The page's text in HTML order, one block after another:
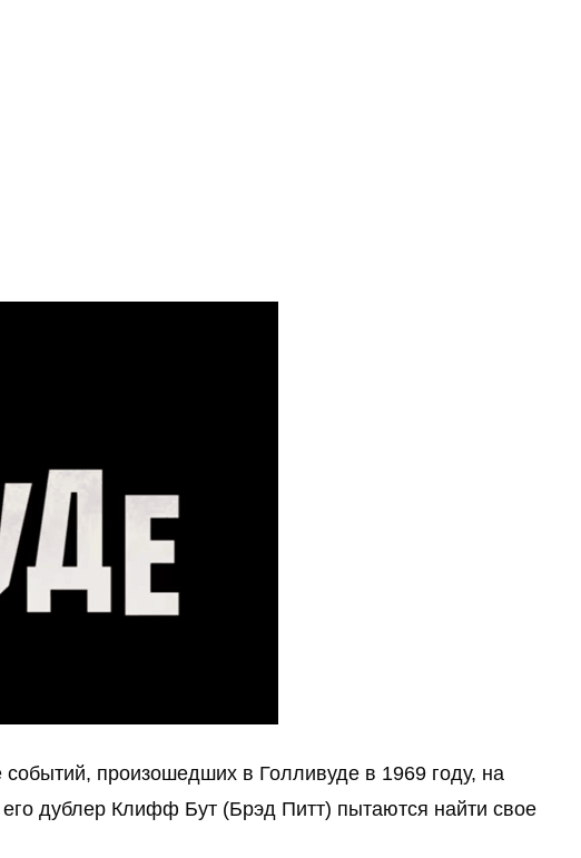
произошедших в Голливуде в 1969 году, на
дублер Клифф Бут (Брэд Питт) пытаются найти свое